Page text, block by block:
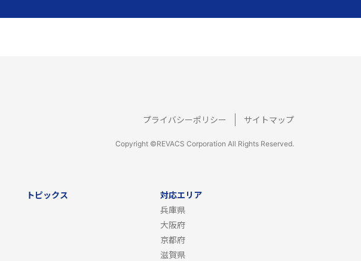
プライバシーポリシー サイトマップ
Copyright ©REVACS Corporation All Rights Reserved.
トピックス
対応エリア
兵庫県
大阪府
京都府
滋賀県